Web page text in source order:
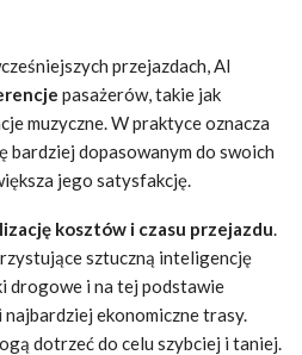
przejazdach, AI
pasażerów, takie jak
muzyczne. W praktyce oznacza
bardziej dopasowanym do swoich
jego satysfakcję.
kosztów i czasu przejazdu.
sztuczną inteligencję
drogowe i na tej podstawie
ekonomiczne trasy.
dotrzeć do celu szybciej i taniej.